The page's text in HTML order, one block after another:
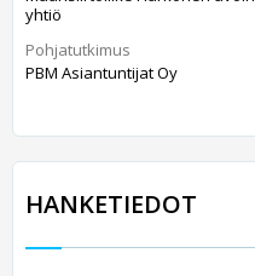
yhtiö
Pohjatutkimus
PBM Asiantuntijat Oy
HANKETIEDOT